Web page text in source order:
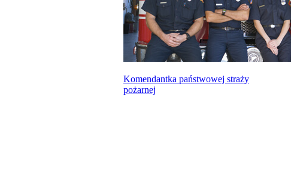
Komendantka państwowej straży
pożarnej